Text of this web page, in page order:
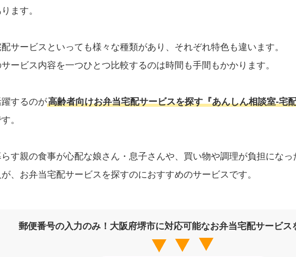
ます。
サービスといっても様々な種類があり、それぞれ特色も違います。
ービス内容を一つひとつ比較するのは時間も手間もかかります。
するのが高齢者向けお弁当宅配サービスを探す『あんしん相談室‐宅
。
す親の食事が心配な娘さん・息子さんや、買い物や調理が負担になっ
、お弁当宅配サービスを探すのにおすすめのサービスです。
郵便番号の入力のみ！大阪府堺市に対応可能なお弁当宅配サービス